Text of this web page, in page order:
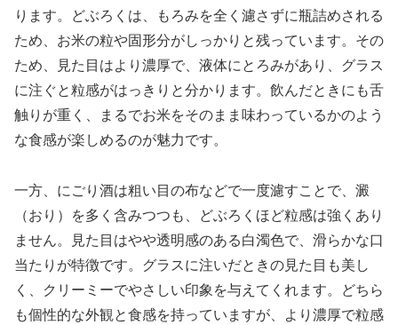
ります。どぶろくは、もろみを全く濾さずに瓶詰めされる
ため、お米の粒や固形分がしっかりと残っています。その
ため、見た目はより濃厚で、液体にとろみがあり、グラス
に注ぐと粒感がはっきりと分かります。飲んだときにも舌
触りが重く、まるでお米をそのまま味わっているかのよう
な食感が楽しめるのが魅力です。
一方、にごり酒は粗い目の布などで一度濾すことで、澱
（おり）を多く含みつつも、どぶろくほど粒感は強くあり
ません。見た目はやや透明感のある白濁色で、滑らかな口
当たりが特徴です。グラスに注いだときの見た目も美し
く、クリーミーでやさしい印象を与えてくれます。どちら
も個性的な外観と食感を持っていますが、より濃厚で粒感